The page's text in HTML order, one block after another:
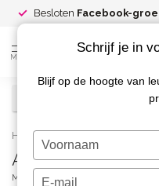
Besloten Facebook-
MENU
Home / AirNails Masking
AirNails Masking 63
MAGNETIC
Schrijf je in
Blijf op de hoogte van
Typ
je
naam
Typ